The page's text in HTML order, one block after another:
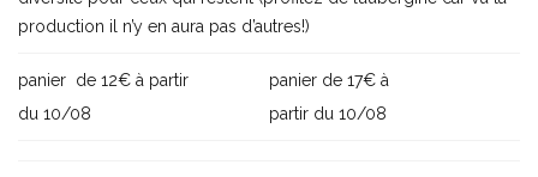
production il n’y en aura pas d’autres!)
panier de 12€ à partir
du 10/08
panier de 17€ à
partir du 10/08